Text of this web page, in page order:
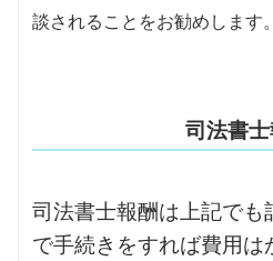
談されることをお勧めします。
司法書士
司法書士報酬は上記でも
で手続きをすれば費用は